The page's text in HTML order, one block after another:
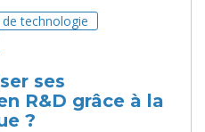
technologie
ses
R&D grâce à la
?